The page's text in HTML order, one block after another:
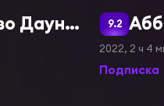
Аббатство Даунтон 9.2
2022, 2 ч 4
Подписка